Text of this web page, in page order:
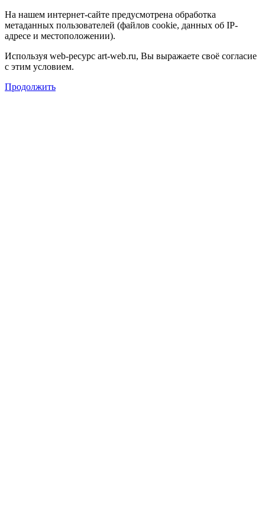
На нашем интернет-сайте предусмотрена обработка
метаданных пользователей (файлов cookie, данных об IP-
адресе и местоположении).
Используя web-ресурс art-web.ru, Вы выражаете своё согласие
с этим условием.
Продолжить